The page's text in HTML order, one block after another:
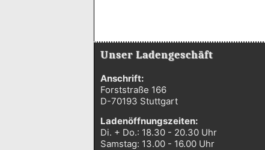
Unser Ladengeschäft
Anschrift:
Forststraße 166
D-70193 Stuttgart
Ladenöffnungszeiten:
Di. + Do.: 18.30 - 20.30 Uhr
Samstag: 13.00 - 16.00 Uhr